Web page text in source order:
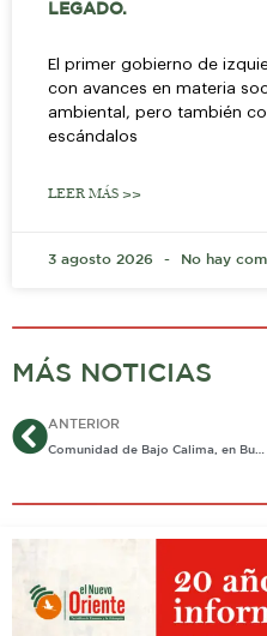
LEGADO.
El primer gobierno de
con avances en materia
ambiental, pero también
escándalos
LEER MÁS >>
3 agosto 2026 No hay
MÁS NOTICIAS
AntANTERIOR
Comunidad de Bajo Calima, en Buenaventura, recibe mejoramiento de 6 sedes educativas para una educación de calidad y construcción de paz